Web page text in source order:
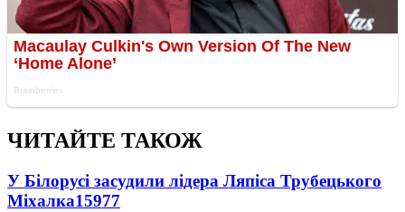
ЧИТАЙТЕ ТАКОЖ
У Білорусі засудили лідера Ляпіса Трубецького
Міхалка15977